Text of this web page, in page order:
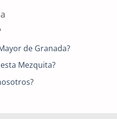
de Granada?
Mezquita?